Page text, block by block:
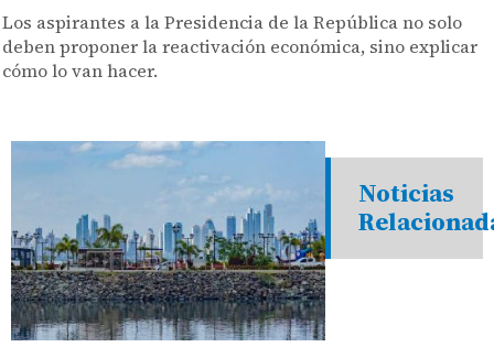
Los aspirantes a la Presidencia de la República no solo
deben proponer la reactivación económica, sino explicar
cómo lo van hacer.
Noticias